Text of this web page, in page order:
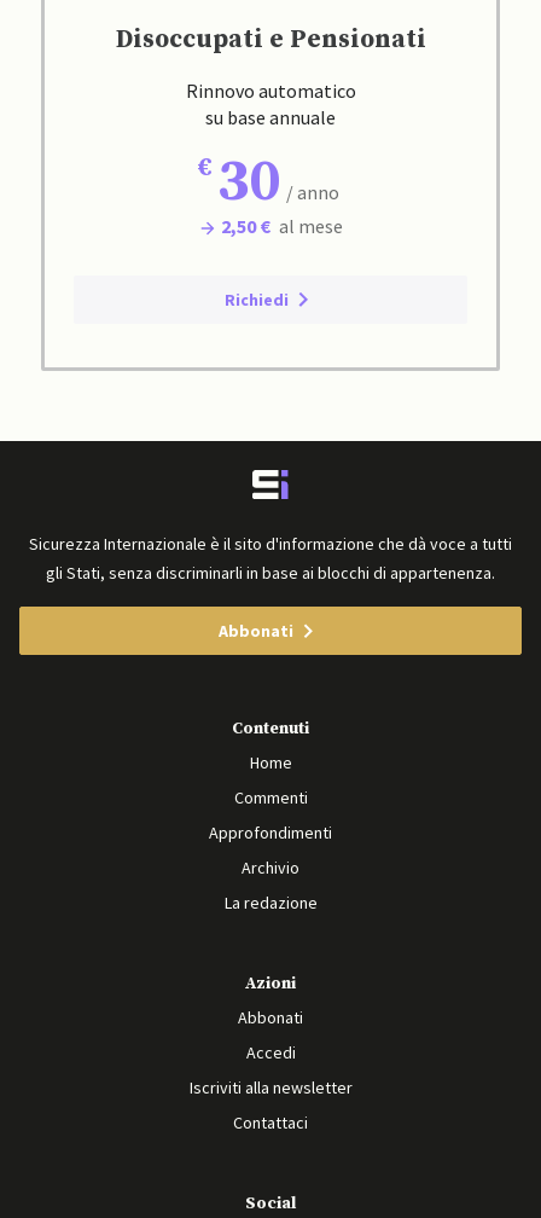
Disoccupati e Pensionati
Rinnovo automatico
su base annuale
30 / anno
2,50 € al mese
Richiedi
Sicurezza Internazionale è il sito d'informazione che dà voce a tutti
gli Stati, senza discriminarli in base ai blocchi di appartenenza.
Abbonati
Contenuti
Home
Commenti
Approfondimenti
Archivio
La redazione
Azioni
Abbonati
Accedi
Iscriviti alla newsletter
Contattaci
Social